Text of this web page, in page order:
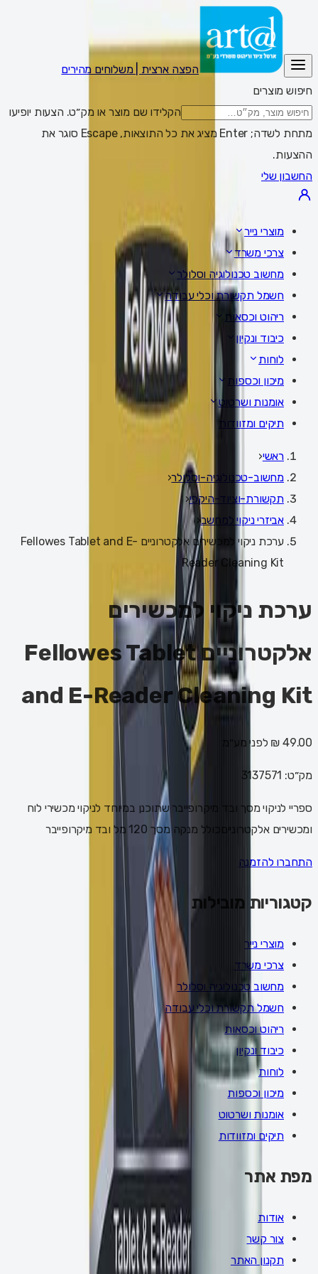
הפצה ארצית | משלוחים מהירים
חיפוש מוצרים
הקלידו שם מוצר או מק״ט. הצעות יופיעו
מתחת לשדה; Enter מציג את כל התוצאות, Escape סוגר את
ההצעות.
החשבון שלי
מוצרי נייר
צרכי משרד
מחשוב טכנולוגיה וסלולר
חשמל תקשורת וכלי עבודה
ריהוט וכסאות
כיבוד ונקיון
לוחות
מיכון וכספות
אומנות ושרטוט
תיקים ומזוודות
ראשי‹
מחשוב-טכנולוגיה-וסלולר‹
תקשורת-וציוד-היקפי‹
אביזרי ניקוי למחשב‹
ערכת ניקוי למכשירים אלקטרוניים Fellowes Tablet and E-
Reader Cleaning Kit
ערכת ניקוי למכשירים
אלקטרוניים Fellowes Tablet
and E-Reader Cleaning Kit
49.00 ₪ לפני מע״מ
מק״ט: 3137571
ספריי לניקוי מסך ובד מיקרופייבר שתוכנן במיוחד לניקוי מכשירי לוח
ומכשירים אלקטרונייםכולל מנקה מסך 120 מל ובד מיקרופייבר
התחברו להזמנה
קטגוריות מובילות
מוצרי נייר
צרכי משרד
מחשוב טכנולוגיה וסלולר
חשמל תקשורת וכלי עבודה
ריהוט וכסאות
כיבוד ונקיון
לוחות
מיכון וכספות
אומנות ושרטוט
תיקים ומזוודות
מפת אתר
אודות
צור קשר
תקנון האתר